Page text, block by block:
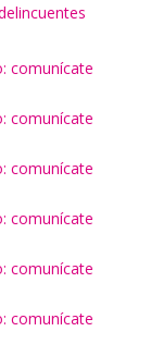
comunícate
comunícate
comunícate
comunícate
comunícate
comunícate